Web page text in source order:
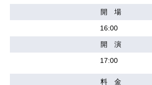
開 場
16:00
開 演
17:00
料 金